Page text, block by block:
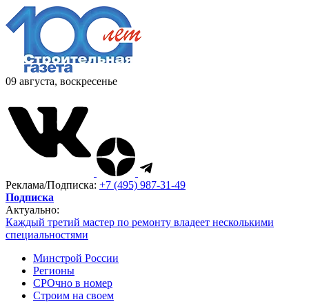
09 августа, воскресенье
Реклама/Подписка: +7 (495) 987-31-49
Подписка
Актуально:
Каждый третий мастер по ремонту владеет несколькими
специальностями
Минстрой России
Регионы
СРОчно в номер
Строим на своем